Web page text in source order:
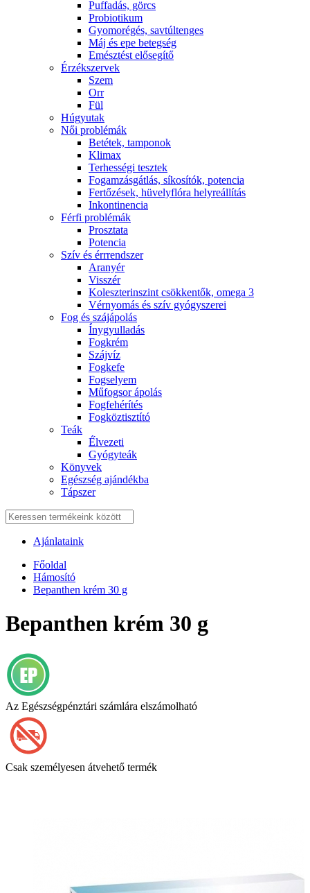
Puffadás, görcs
Probiotikum
Gyomorégés, savtúltenges
Máj és epe betegség
Emésztést elősegítő
Érzékszervek
Szem
Orr
Fül
Húgyutak
Női problémák
Betétek, tamponok
Klimax
Terhességi tesztek
Fogamzásgátlás, síkosítók, potencia
Fertőzések, hüvelyflóra helyreállítás
Inkontinencia
Férfi problémák
Prosztata
Potencia
Szív és érrrendszer
Aranyér
Visszér
Koleszterinszint csökkentők, omega 3
Vérnyomás és szív gyógyszerei
Fog és szájápolás
Í́nygyulladás
Fogkrém
Szájvíz
Fogkefe
Fogselyem
Műfogsor ápolás
Fogfehérítés
Fogköztisztító
Teák
É́lvezeti
Gyógyteák
Könyvek
Egészség ajándékba
Tápszer
Ajánlataink
Főoldal
Hámosító
Bepanthen krém 30 g
Bepanthen krém 30 g
Az Egészségpénztári számlára elszámolható
Csak személyesen átvehető termék